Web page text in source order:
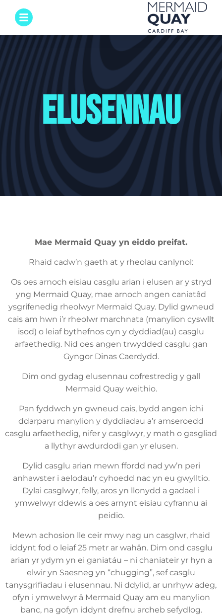
Elusennau
Mae Mermaid Quay yn eiddo preifat.
Rhaid cadw’n gaeth at y rheolau canlynol:
Os oes arnoch eisiau casglu arian i elusen ar y stryd
yng Mermaid Quay, mae arnoch angen caniatâd
ysgrifenedig rheolwyr Mermaid Quay. Dylid gwneud
cais am hwn i’r rheolwr marchnata (manylion cyswllt
isod) o leiaf bythefnos cyn y dyddiad(au) casglu
arfaethedig. Nid oes angen trwydded casglu gan
Gyngor Dinas Caerdydd.
Dim ond gydag elusennau cofrestredig y gall
Mermaid Quay weithio.
Pan fyddwch yn gwneud cais, bydd angen ichi
ddarparu manylion y dyddiadau a’r amseroedd
casglu arfaethedig, nifer y casglwyr, y math o gasgliad
a llythyr awdurdodi gan yr elusen.
Dylid casglu arian mewn ffordd nad yw’n peri
anhawster i aelodau’r cyhoedd nac yn eu gwylltio.
Dylai casglwyr, felly, aros yn llonydd a gadael i
ymwelwyr ddewis a oes arnynt eisiau cyfrannu ai
peidio.
Mewn achosion lle ceir mwy nag un casglwr, rhaid
iddynt fod o leiaf 25 metr ar wahân. Dim ond casglu
arian yr ydym yn ei ganiatáu – ni chaniateir yr hyn a
elwir yn Saesneg yn “chugging”, sef casglu
tanysgrifiadau i elusennau. Ni ddylid, ar unrhyw adeg,
ofyn i ymwelwyr â Mermaid Quay am eu manylion
banc, na gofyn iddynt drefnu archeb sefydlog.